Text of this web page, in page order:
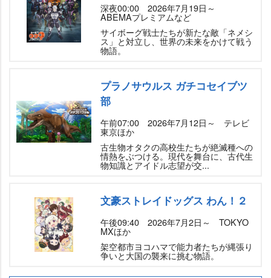
深夜00:00 2026年7月19日～
ABEMAプレミアムなど
サイボーグ戦士たちが新たな敵「ネメシ
ス」と対立し、世界の未来をかけて戦う
物語。
プラノサウルス ガチコセイブツ
部
午前07:00 2026年7月12日～ テレビ
東京ほか
古生物オタクの高校生たちが絶滅種への
情熱をぶつける。現代を舞台に、古代生
物知識とアイドル志望が交...
文豪ストレイドッグス わん！２
午後09:40 2026年7月2日～ TOKYO
MXほか
架空都市ヨコハマで能力者たちが縄張り
争いと大国の襲来に挑む物語。